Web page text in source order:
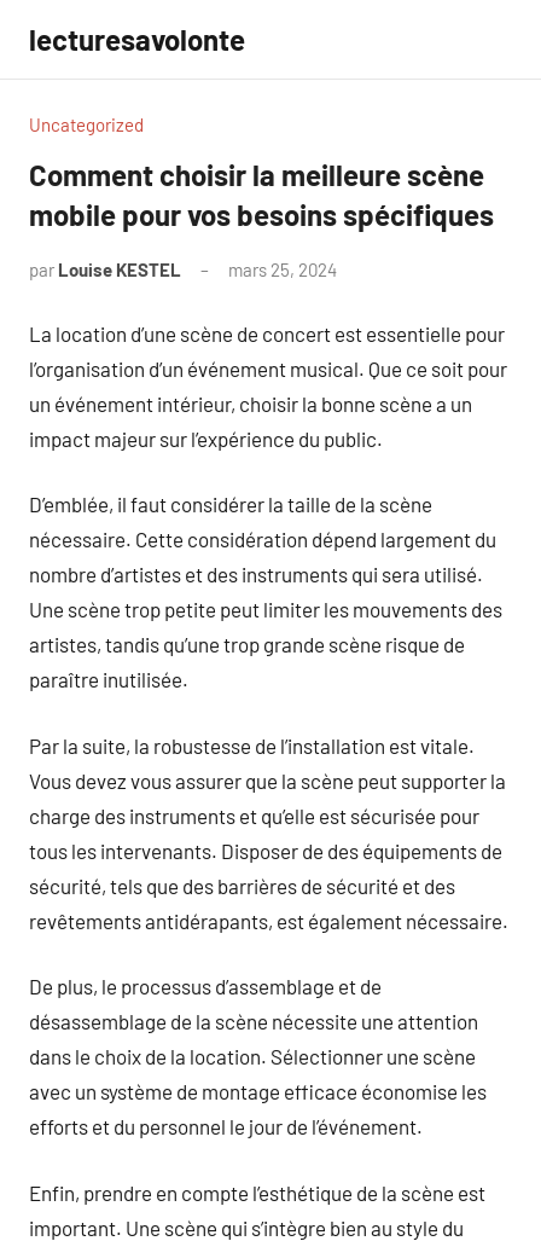
contenu
lecturesavolonte
Uncategorized
Comment choisir la meilleure scène
mobile pour vos besoins spécifiques
par Louise KESTEL mars 25, 2024
La location d’une scène de concert est essentielle pour
l’organisation d’un événement musical. Que ce soit pour
un événement intérieur, choisir la bonne scène a un
impact majeur sur l’expérience du public.
D’emblée, il faut considérer la taille de la scène
nécessaire. Cette considération dépend largement du
nombre d’artistes et des instruments qui sera utilisé.
Une scène trop petite peut limiter les mouvements des
artistes, tandis qu’une trop grande scène risque de
paraître inutilisée.
Par la suite, la robustesse de l’installation est vitale.
Vous devez vous assurer que la scène peut supporter la
charge des instruments et qu’elle est sécurisée pour
tous les intervenants. Disposer de des équipements de
sécurité, tels que des barrières de sécurité et des
revêtements antidérapants, est également nécessaire.
De plus, le processus d’assemblage et de
désassemblage de la scène nécessite une attention
dans le choix de la location. Sélectionner une scène
avec un système de montage efficace économise les
efforts et du personnel le jour de l’événement.
Enfin, prendre en compte l’esthétique de la scène est
important. Une scène qui s’intègre bien au style du